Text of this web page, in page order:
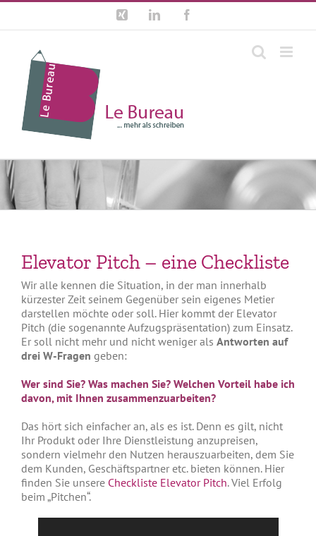
Zum
springen
Xing LinkedIn
Elevator Pitch – eine Checkliste
Wir alle kennen die Situation, in der man innerhalb
kürzester Zeit seinem Gegenüber sein eigenes Metier
darstellen möchte oder soll. Hier kommt der Elevator
Pitch (die sogenannte Aufzugspräsentation) zum Einsatz.
Er soll nicht mehr und nicht weniger als Antworten auf
drei W-Fragen geben:
Wer sind Sie? Was machen Sie? Welchen Vorteil habe ich
davon, mit Ihnen zusammenzuarbeiten?
Das hört sich einfacher an, als es ist. Denn es gilt, nicht
Ihr Produkt oder Ihre Dienstleistung anzupreisen,
sondern vielmehr den Nutzen herauszuarbeiten, dem Sie
dem Kunden, Geschäftspartner etc. bieten können. Hier
finden Sie unsere Checkliste Elevator Pitch. Viel Erfolg
beim „Pitchen“.